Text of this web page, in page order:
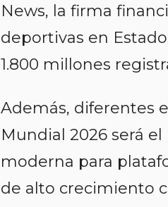
News, la firma
deportivas en
1.800 millones
Además, diferentes
Mundial 2026 será
moderna para
de alto crecimiento